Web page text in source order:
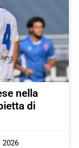
nella
di
2026